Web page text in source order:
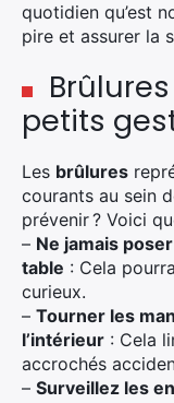
quotidien qu’est
pire et assurer la
petits
Les brûlures
courants au sein
prévenir ? Voici
– Ne jamais
table : Cela
curieux.
– Tourner les
l’intérieur : Cela
accrochés
– Surveillez les